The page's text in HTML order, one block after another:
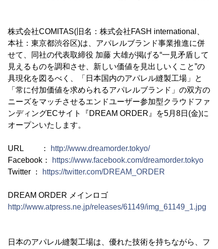
株式会社COMITAS(旧名：株式会社FASH international、
本社：東京都渋谷区)は、アパレルブランド事業推進に併
せて、同社の代表取締役 加藤 大雄が掲げる“一見矛盾して
見えるものを調和させ、新しい価値を見出しいくこと”の
具現化を図るべく、「日本国内のアパレル縫製工場」と
「常に付加価値を求められるアパレルブランド」の双方の
ニーズをマッチさせるエンドユーザー参加型クラウドファ
ンディングECサイト『DREAM ORDER』を5月8日(金)に
オープンいたします。
URL ：
http://www.dreamorder.tokyo/
Facebook：
https://www.facebook.com/dreamorder.tokyo
Twitter ：
https://twitter.com/DREAM_ORDER
DREAM ORDER メインロゴ
http://www.atpress.ne.jp/releases/61149/img_61149_1.jpg
日本のアパレル縫製工場は、優れた技術を持ちながら、フ